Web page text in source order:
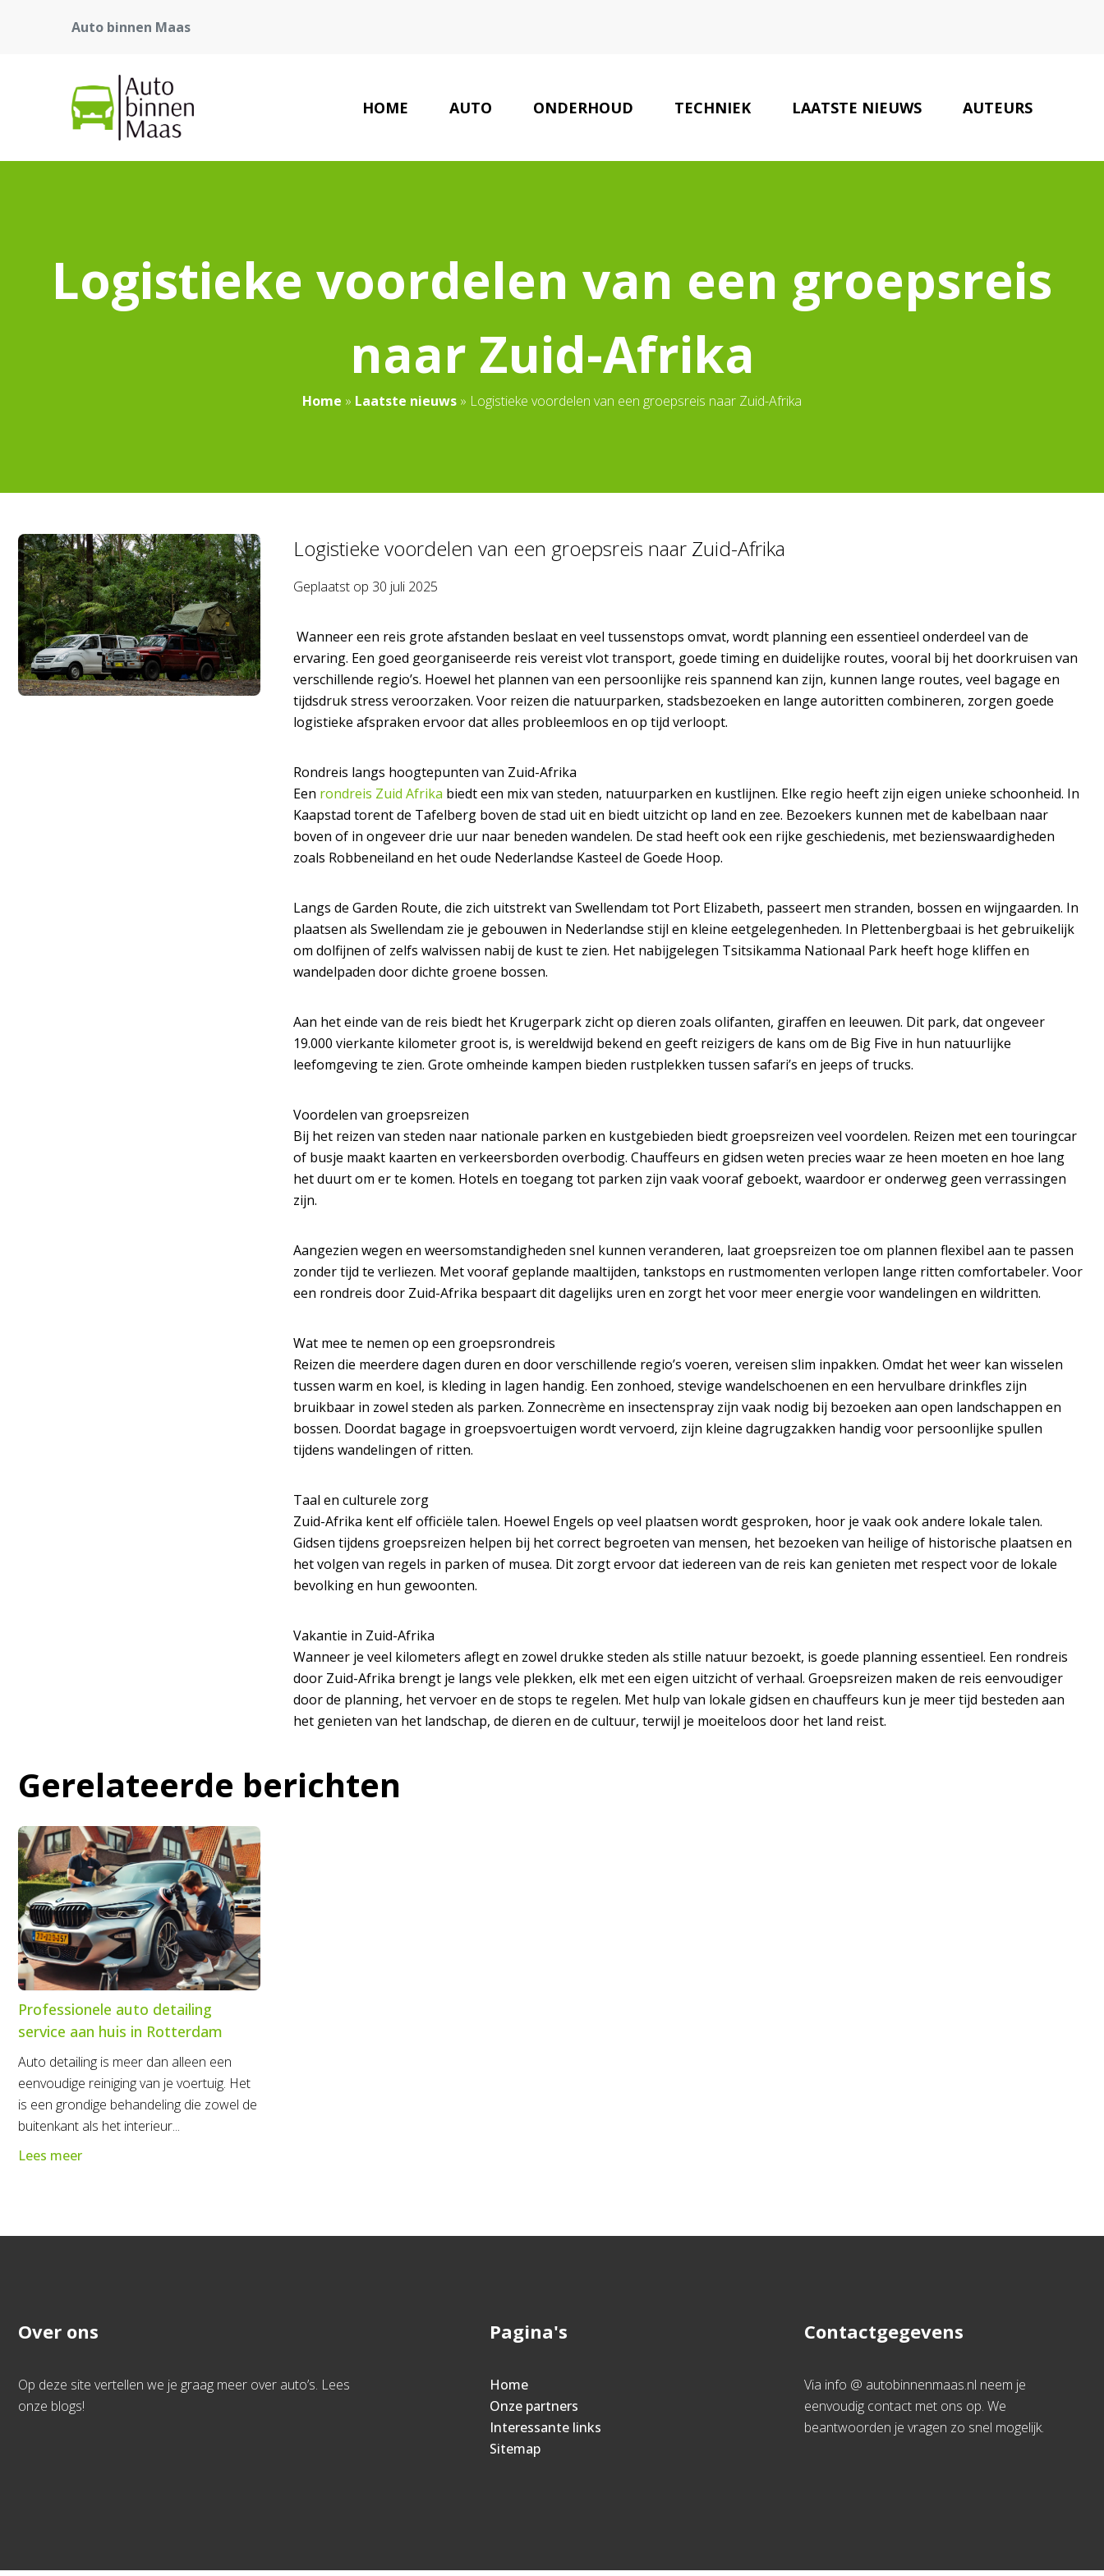
Auto binnen Maas
HOME AUTO ONDERHOUD TECHNIEK LAATSTE NIEUWS AUTEURS
Logistieke voordelen van een groepsreis
naar Zuid-Afrika
Home » Laatste nieuws » Logistieke voordelen van een groepsreis naar Zuid-Afrika
Logistieke voordelen van een groepsreis naar Zuid-Afrika
Geplaatst op 30 juli 2025
Wanneer een reis grote afstanden beslaat en veel tussenstops omvat, wordt planning een essentieel onderdeel van de
ervaring. Een goed georganiseerde reis vereist vlot transport, goede timing en duidelijke routes, vooral bij het doorkruisen van
verschillende regio’s. Hoewel het plannen van een persoonlijke reis spannend kan zijn, kunnen lange routes, veel bagage en
tijdsdruk stress veroorzaken. Voor reizen die natuurparken, stadsbezoeken en lange autoritten combineren, zorgen goede
logistieke afspraken ervoor dat alles probleemloos en op tijd verloopt.
Rondreis langs hoogtepunten van Zuid-Afrika
Een rondreis Zuid Afrika biedt een mix van steden, natuurparken en kustlijnen. Elke regio heeft zijn eigen unieke schoonheid. In
Kaapstad torent de Tafelberg boven de stad uit en biedt uitzicht op land en zee. Bezoekers kunnen met de kabelbaan naar
boven of in ongeveer drie uur naar beneden wandelen. De stad heeft ook een rijke geschiedenis, met bezienswaardigheden
zoals Robbeneiland en het oude Nederlandse Kasteel de Goede Hoop.
Langs de Garden Route, die zich uitstrekt van Swellendam tot Port Elizabeth, passeert men stranden, bossen en wijngaarden. In
plaatsen als Swellendam zie je gebouwen in Nederlandse stijl en kleine eetgelegenheden. In Plettenbergbaai is het gebruikelijk
om dolfijnen of zelfs walvissen nabij de kust te zien. Het nabijgelegen Tsitsikamma Nationaal Park heeft hoge kliffen en
wandelpaden door dichte groene bossen.
Aan het einde van de reis biedt het Krugerpark zicht op dieren zoals olifanten, giraffen en leeuwen. Dit park, dat ongeveer
19.000 vierkante kilometer groot is, is wereldwijd bekend en geeft reizigers de kans om de Big Five in hun natuurlijke
leefomgeving te zien. Grote omheinde kampen bieden rustplekken tussen safari’s en jeeps of trucks.
Voordelen van groepsreizen
Bij het reizen van steden naar nationale parken en kustgebieden biedt groepsreizen veel voordelen. Reizen met een touringcar
of busje maakt kaarten en verkeersborden overbodig. Chauffeurs en gidsen weten precies waar ze heen moeten en hoe lang
het duurt om er te komen. Hotels en toegang tot parken zijn vaak vooraf geboekt, waardoor er onderweg geen verrassingen
zijn.
Aangezien wegen en weersomstandigheden snel kunnen veranderen, laat groepsreizen toe om plannen flexibel aan te passen
zonder tijd te verliezen. Met vooraf geplande maaltijden, tankstops en rustmomenten verlopen lange ritten comfortabeler. Voor
een rondreis door Zuid-Afrika bespaart dit dagelijks uren en zorgt het voor meer energie voor wandelingen en wildritten.
Wat mee te nemen op een groepsrondreis
Reizen die meerdere dagen duren en door verschillende regio’s voeren, vereisen slim inpakken. Omdat het weer kan wisselen
tussen warm en koel, is kleding in lagen handig. Een zonhoed, stevige wandelschoenen en een hervulbare drinkfles zijn
bruikbaar in zowel steden als parken. Zonnecrème en insectenspray zijn vaak nodig bij bezoeken aan open landschappen en
bossen. Doordat bagage in groepsvoertuigen wordt vervoerd, zijn kleine dagrugzakken handig voor persoonlijke spullen
tijdens wandelingen of ritten.
Taal en culturele zorg
Zuid-Afrika kent elf officiële talen. Hoewel Engels op veel plaatsen wordt gesproken, hoor je vaak ook andere lokale talen.
Gidsen tijdens groepsreizen helpen bij het correct begroeten van mensen, het bezoeken van heilige of historische plaatsen en
het volgen van regels in parken of musea. Dit zorgt ervoor dat iedereen van de reis kan genieten met respect voor de lokale
bevolking en hun gewoonten.
Vakantie in Zuid-Afrika
Wanneer je veel kilometers aflegt en zowel drukke steden als stille natuur bezoekt, is goede planning essentieel. Een rondreis
door Zuid-Afrika brengt je langs vele plekken, elk met een eigen uitzicht of verhaal. Groepsreizen maken de reis eenvoudiger
door de planning, het vervoer en de stops te regelen. Met hulp van lokale gidsen en chauffeurs kun je meer tijd besteden aan
het genieten van het landschap, de dieren en de cultuur, terwijl je moeiteloos door het land reist.
Gerelateerde berichten
Professionele auto detailing
service aan huis in Rotterdam
Auto detailing is meer dan alleen een
eenvoudige reiniging van je voertuig. Het
is een grondige behandeling die zowel de
buitenkant als het interieur...
Lees meer
Over ons
Op deze site vertellen we je graag meer over auto’s. Lees
onze blogs!
Pagina's
Home
Onze partners
Interessante links
Sitemap
Contactgegevens
Via info @ autobinnenmaas.nl neem je
eenvoudig contact met ons op. We
beantwoorden je vragen zo snel mogelijk.